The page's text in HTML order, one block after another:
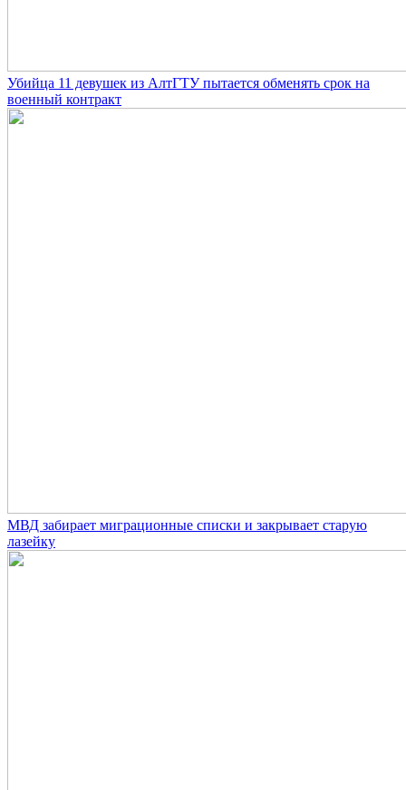
Убийца 11 девушек из АлтГТУ пытается обменять срок на
военный контракт
МВД забирает миграционные списки и закрывает старую
лазейку